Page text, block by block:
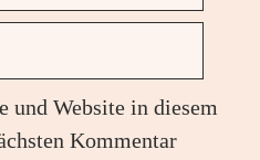
und Website in diesem
Kommentar